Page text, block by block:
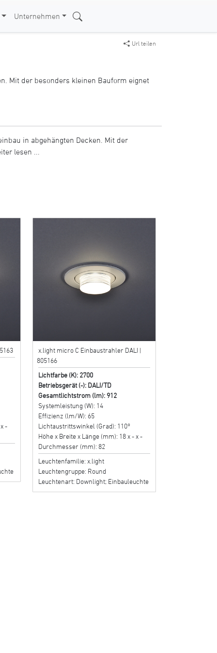
Unternehmen
Url teilen
Mit der besonders kleinen Bauform eignet
in abgehängten Decken. Mit der
lesen ...
-
x.light micro C Einbaustrahler DALI |
805166
Lichtfarbe (K): 2700
Betriebsgerät (-): DALI/TD
Gesamtlichtstrom (lm): 912
Systemleistung (W): 14
Effizienz (lm/W): 65
Lichtaustrittswinkel (Grad): 110°
Höhe x Breite x Länge (mm): 18 x - x -
Durchmesser (mm): 82
Leuchtenfamilie: x.light
Leuchtengruppe: Round
Leuchtenart: Downlight; Einbauleuchte